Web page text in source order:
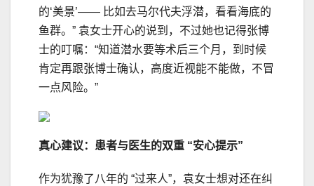
的‘美景’—— 比如去马尔代夫浮潜，看看海底的
鱼群。” 袁女士开心的说到，不过她也记得张博
士的叮嘱：“知道潜水要等术后三个月，到时候
肯定再跟张博士确认，高度近视能不能做，不冒
一点风险。”
真心建议：患者与医生的双重 “安心提示”
作为犹豫了八年的 “过来人”，袁女士想对还在纠